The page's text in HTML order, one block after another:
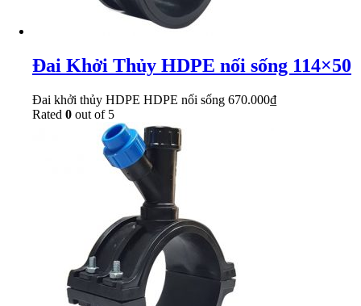
Đai Khởi Thủy HDPE nối sống 114×50
Đai khởi thủy HDPE HDPE nối sống 670.000₫
Rated 0 out of 5